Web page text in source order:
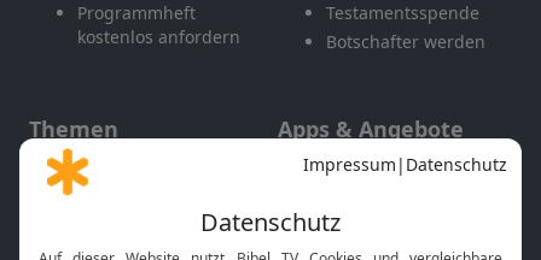
Programmheft
kostenlos anfordern
Testamentsspende
Botschafter werden
Themen
Gott und Bibel erklärt
Apps & Angebote
Mobile App